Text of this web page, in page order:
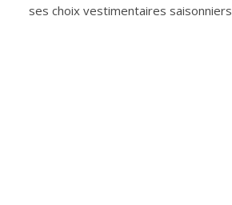
ses choix vestimentaires saisonniers